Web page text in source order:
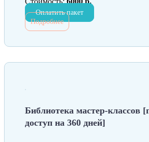
Оплатить пакет
Подробнее
Библиотека мастер-классов
доступ на 360 дней]